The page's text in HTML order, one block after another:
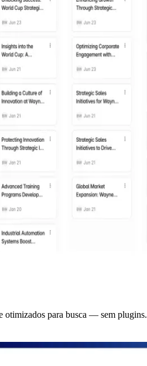
otimizados para busca — sem plugins.